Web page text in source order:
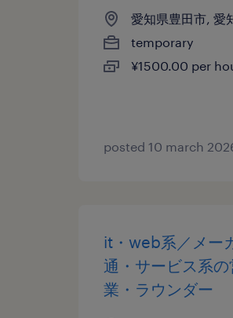
愛知県豊田市, 愛
temporary
¥1500.00 per
posted 10 march
it・web系／メー
通・サービス系
業・ラウンダー